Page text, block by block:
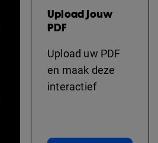
Upload jouw
PDF
Upload uw PDF
en maak deze
interactief